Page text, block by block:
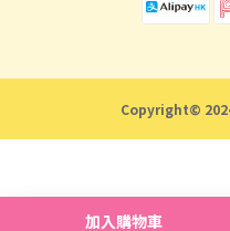
加入購物車
Copyright©